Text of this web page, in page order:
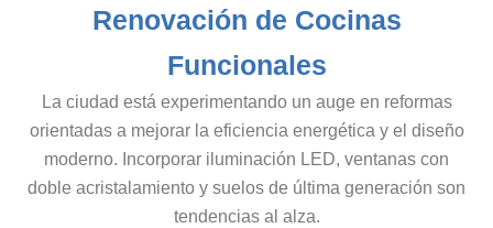
Renovación de Cocinas
Funcionales
La ciudad está experimentando un auge en reformas
orientadas a mejorar la eficiencia energética y el diseño
moderno. Incorporar iluminación LED, ventanas con
doble acristalamiento y suelos de última generación son
tendencias al alza.